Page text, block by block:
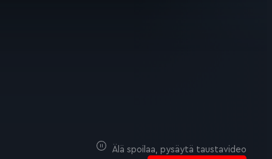
Älä spoilaa, pysäytä taustavideo